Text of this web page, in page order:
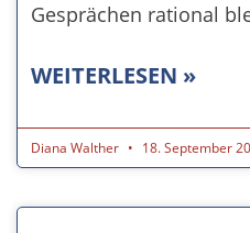
Gesprächen rational
WEITERLESEN »
Diana Walther 18. September